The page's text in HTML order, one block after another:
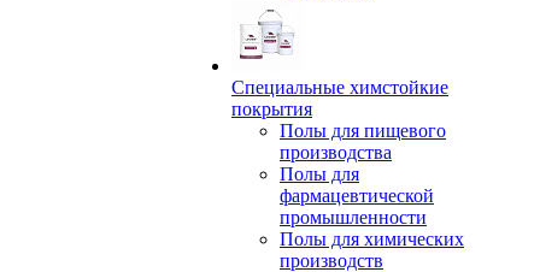
Специальные химстойкие
покрытия
Полы для пищевого
производства
Полы для
фармацевтической
промышленности
Полы для химических
производств